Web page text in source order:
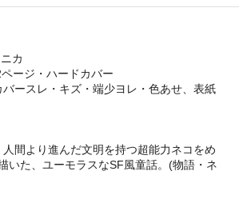
カ
ージ・ハードカバー
ースレ・キズ・端少ヨレ・色あせ、表紙
間より進んだ文明を持つ超能力ネコをめ
いた、ユーモラスなSF風童話。(物語・ネ